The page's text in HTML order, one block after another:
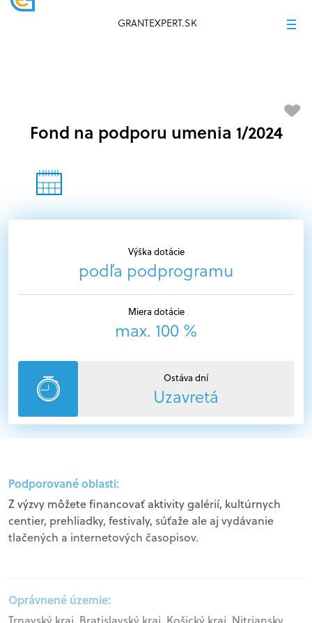
GRANTEXPERT.SK
Výška dotácie
podľa podprogramu
Miera dotácie
max. 100 %
Ostáva dní
Uzavretá
Fond na podporu umenia 1/2024
Podporované oblasti:
Z výzvy môžete financovať aktivity galérií, kultúrnych
centier, prehliadky, festivaly, súťaže ale aj vydávanie
tlačených a internetových časopisov.
Oprávnené územie: